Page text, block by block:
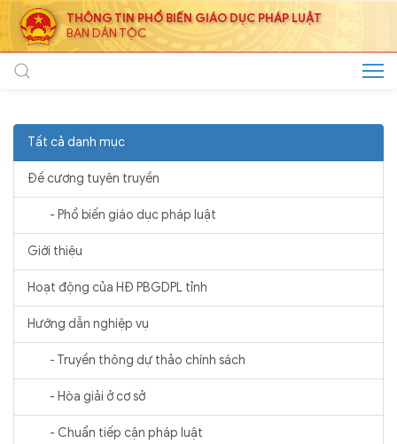
THÔNG TIN PHỔ BIẾN GIÁO DỤC PHÁP LUẬT
BAN DÂN TỘC
Tất cả danh mục
Đề cương tuyên truyền
- Phổ biến giáo dục pháp luật
Giới thiệu
Hoạt động của HĐ PBGDPL tỉnh
Hướng dẫn nghiệp vụ
- Truyền thông dự thảo chính sách
- Hòa giải ở cơ sở
- Chuẩn tiếp cận pháp luật